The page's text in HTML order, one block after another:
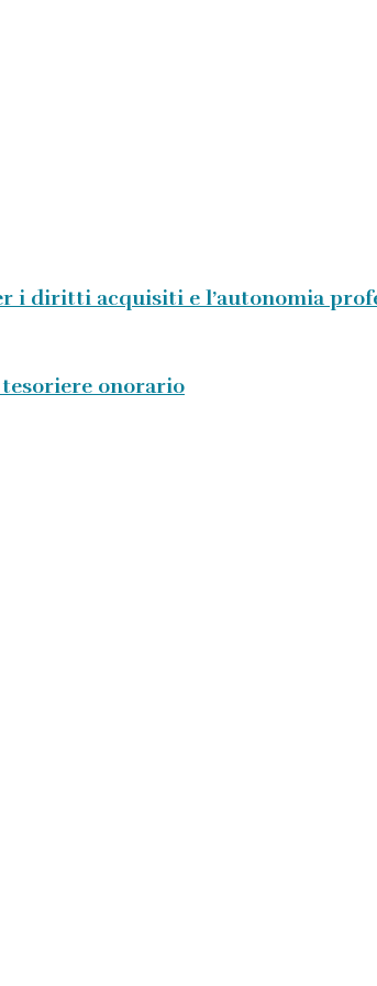
i diritti acquisiti e l’autonomia
onorario